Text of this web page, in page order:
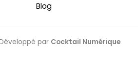
Blog
par Cocktail Numérique